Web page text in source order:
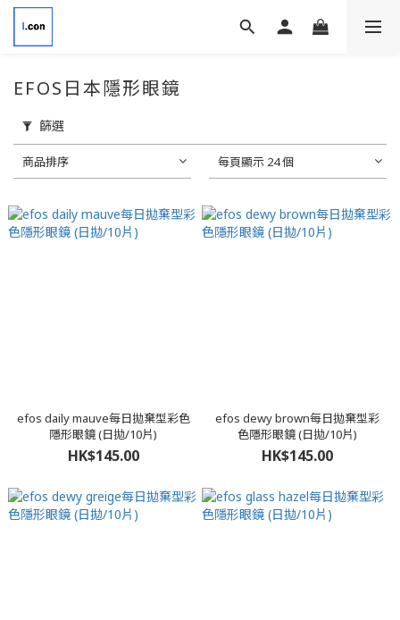
EFOS日本隱形眼鏡
篩選
商品排序 每頁顯示 24 個
efos daily mauve每日拋棄型彩色
隱形眼鏡 (日拋/10片)
HK$145.00
efos dewy brown每日拋棄型彩
色隱形眼鏡 (日拋/10片)
HK$145.00